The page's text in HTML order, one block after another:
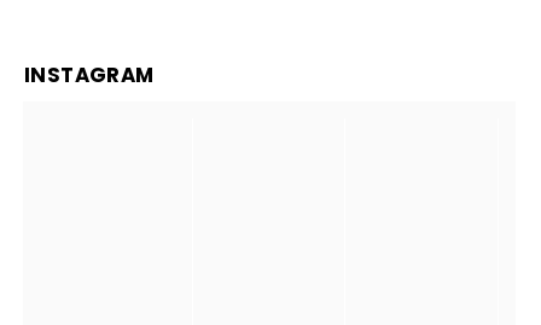
INSTAGRAM